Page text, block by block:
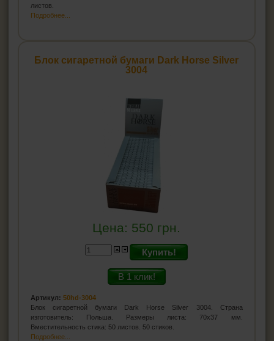
листов.
Подробнее...
Блок сигаретной бумаги Dark Horse Silver
3004
Цена: 550 грн.
Купить!
В 1 клик!
Артикул: 50hd-3004
Блок сигаретной бумаги Dark Horse Silver 3004. Страна
изготовитель: Польша. Размеры листа: 70x37 мм.
Вместительность стика: 50 листов. 50 стиков.
Подробнее...